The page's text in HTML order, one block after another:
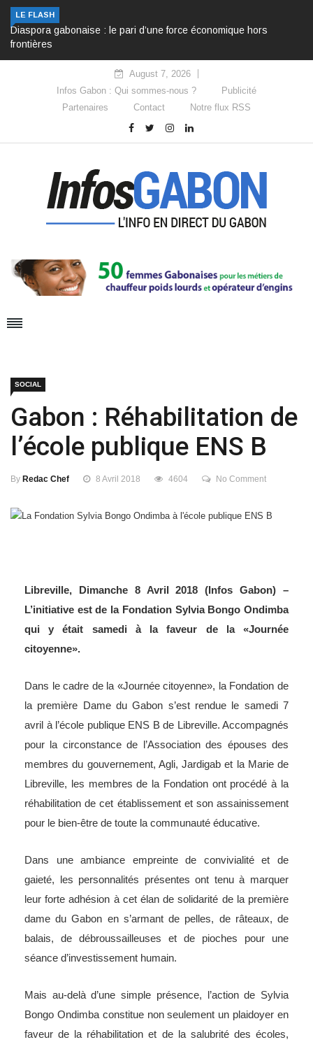
LE FLASH
Diaspora gabonaise : le pari d’une force économique hors
frontières
August 7, 2026
Infos Gabon : Qui sommes-nous ?
Publicité
Partenaires
Contact Notre flux RSS
SOCIAL
Gabon : Réhabilitation de
l’école publique ENS B
By Redac Chef 8 Avril 2018 4604 No Comment
Libreville, Dimanche 8 Avril 2018 (Infos Gabon) –
L’initiative est de la Fondation Sylvia Bongo Ondimba
qui y était samedi à la faveur de la «Journée
citoyenne».
Dans le cadre de la «Journée citoyenne», la Fondation de
la première Dame du Gabon s’est rendue le samedi 7
avril à l’école publique ENS B de Libreville. Accompagnés
pour la circonstance de l’Association des épouses des
membres du gouvernement, Agli, Jardigab et la Marie de
Libreville, les membres de la Fondation ont procédé à la
réhabilitation de cet établissement et son assainissement
pour le bien-être de toute la communauté éducative.
Dans une ambiance empreinte de convivialité et de
gaieté, les personnalités présentes ont tenu à marquer
leur forte adhésion à cet élan de solidarité de la première
dame du Gabon en s’armant de pelles, de râteaux, de
balais, de débroussailleuses et de pioches pour une
séance d’investissement humain.
Mais au-delà d’une simple présence, l’action de Sylvia
Bongo Ondimba constitue non seulement un plaidoyer en
faveur de la réhabilitation et de la salubrité des écoles,